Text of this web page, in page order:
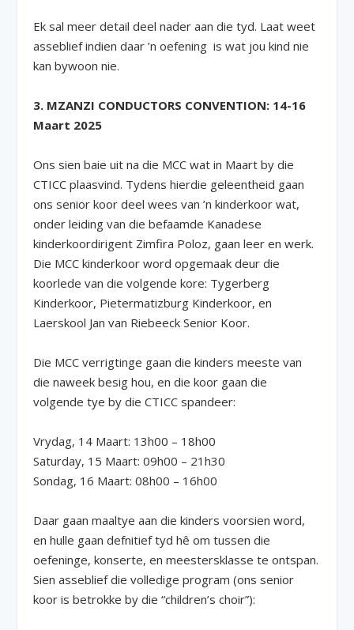
Ek sal meer detail deel nader aan die tyd. Laat weet
asseblief indien daar ’n oefening is wat jou kind nie
kan bywoon nie.
3. MZANZI CONDUCTORS CONVENTION: 14-16
Maart 2025
Ons sien baie uit na die MCC wat in Maart by die
CTICC plaasvind. Tydens hierdie geleentheid gaan
ons senior koor deel wees van ’n kinderkoor wat,
onder leiding van die befaamde Kanadese
kinderkoordirigent Zimfira Poloz, gaan leer en werk.
Die MCC kinderkoor word opgemaak deur die
koorlede van die volgende kore: Tygerberg
Kinderkoor, Pietermatizburg Kinderkoor, en
Laerskool Jan van Riebeeck Senior Koor.
Die MCC verrigtinge gaan die kinders meeste van
die naweek besig hou, en die koor gaan die
volgende tye by die CTICC spandeer:
Vrydag, 14 Maart: 13h00 – 18h00
Saturday, 15 Maart: 09h00 – 21h30
Sondag, 16 Maart: 08h00 – 16h00
Daar gaan maaltye aan die kinders voorsien word,
en hulle gaan defnitief tyd hê om tussen die
oefeninge, konserte, en meestersklasse te ontspan.
Sien asseblief die volledige program (ons senior
koor is betrokke by die “children’s choir”):